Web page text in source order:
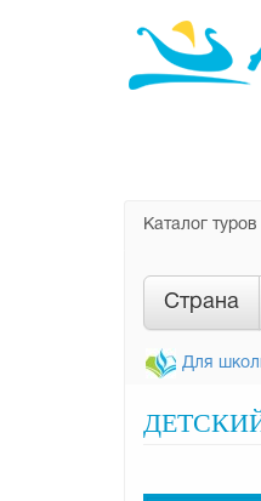
Каталог туров
Страна
Для